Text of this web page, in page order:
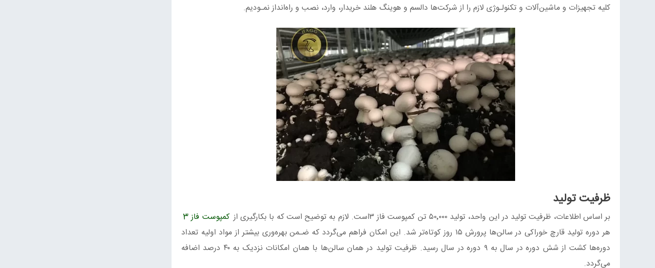
کلیه تجهیزات و ماشین‌آلات و تکنولـوژی لازم را از شرکت‌ها دالسم و هوینگ هلند خریدار، وارد، نصب و راه‌انداز نمـودیم.
ظرفیت تولید
بر اساس اطلاعات، ظرفیت تولید در این واحد، تولید ۵۰٬۰۰۰ تن کمپوست فاز ۳است. لازم به توضیح است که با بکارگیری از
کمپوست فاز 3
هر دوره تولید قارچ خوراکی در سالن‌ها پرورش ۱۵ روز کوتاه‌تر شد. این امکان فراهم می‌گردد که ضـمن بهره‌وری بیشتر از مواد اولیه تعداد
دوره‌ها کشت از شش دوره در سال به ۹ دوره در سال رسید. ظرفیت تولید در همان سالن‌ها با همان امکانات نزدیک به ۴۰ درصد اضافه
می‌گردد.